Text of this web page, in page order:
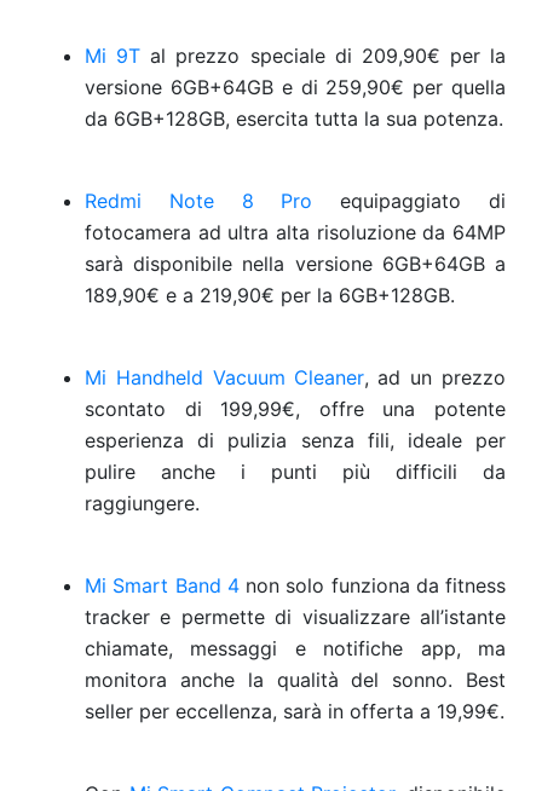
Mi 9T al prezzo speciale di 209,90€ per la
versione 6GB+64GB e di 259,90€ per quella
da 6GB+128GB, esercita tutta la sua potenza.
Redmi Note 8 Pro equipaggiato di
fotocamera ad ultra alta risoluzione da 64MP
sarà disponibile nella versione 6GB+64GB a
189,90€ e a 219,90€ per la 6GB+128GB.
Mi Handheld Vacuum Cleaner, ad un prezzo
scontato di 199,99€, offre una potente
esperienza di pulizia senza fili, ideale per
pulire anche i punti più difficili da
raggiungere.
Mi Smart Band 4non solo funziona da fitness
tracker e permette di visualizzare all’istante
chiamate, messaggi e notifiche app, ma
monitora anche la qualità del sonno. Best
seller per eccellenza, sarà in offerta a 19,99€.